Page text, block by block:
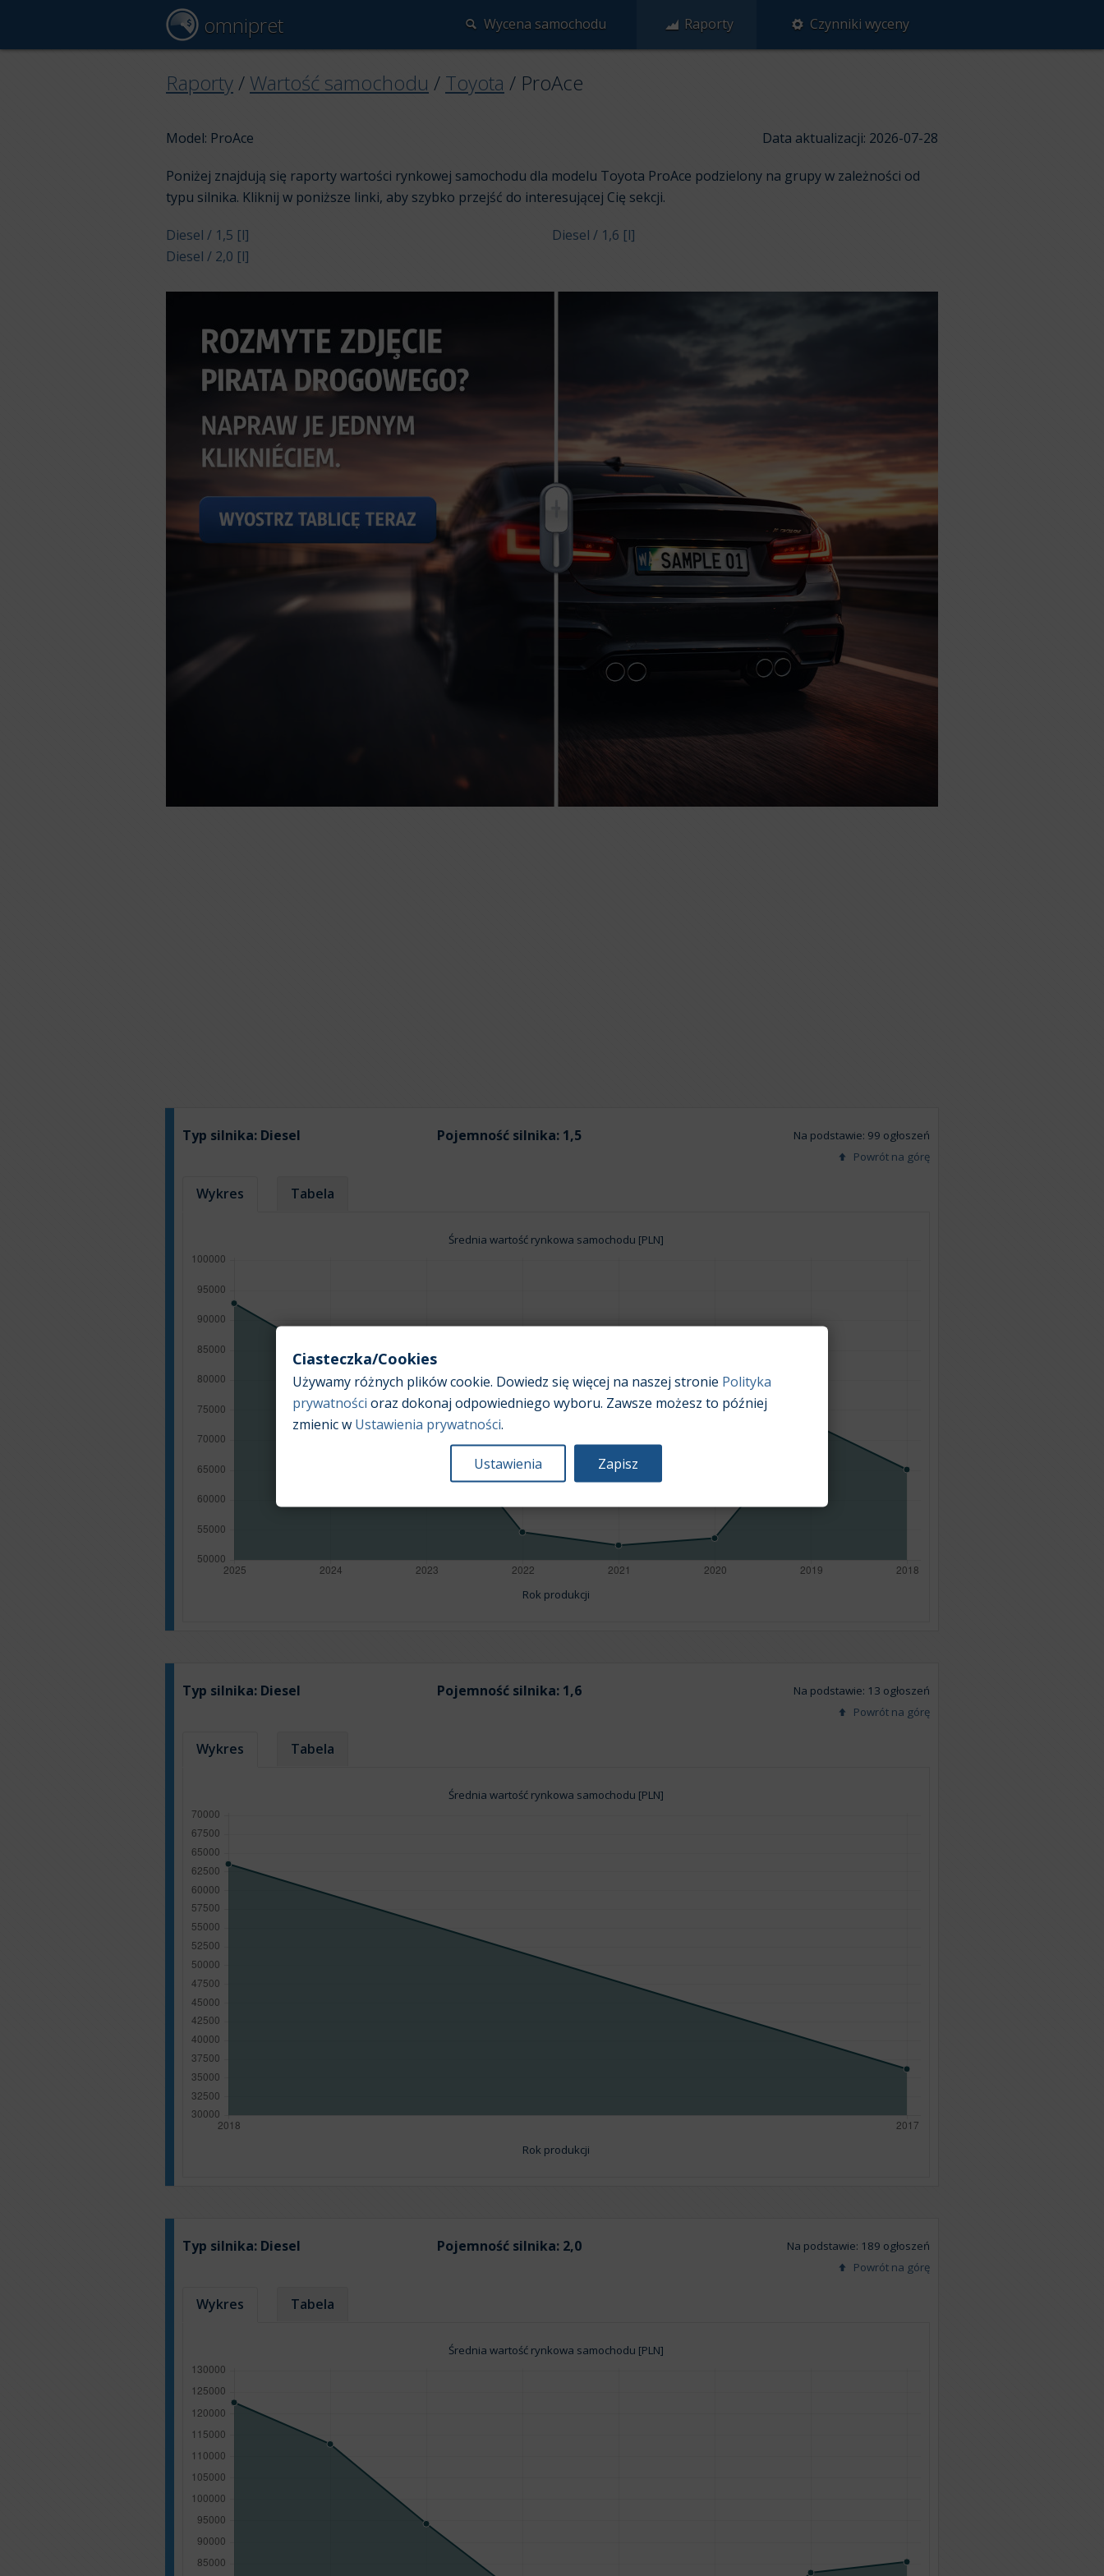
omnipret Wycena samochodu Raporty Czynniki wyceny
Raporty / Wartość samochodu / Toyota / ProAce
Model: ProAce Data aktualizacji: 2026-07-28
Poniżej znajdują się raporty wartości rynkowej samochodu dla modelu Toyota ProAce podzielony na grupy w zależności od
typu silnika. Kliknij w poniższe linki, aby szybko przejść do interesującej Cię sekcji.
Diesel / 1,5 [l]
Diesel / 1,6 [l]
Diesel / 2,0 [l]
Typ silnika: Diesel Pojemność silnika: 1,5
Na podstawie: 99 ogłoszeń
Powrót na górę
Wykres Tabela
Średnia wartość rynkowa samochodu [PLN]
Rok produkcji
Typ silnika: Diesel Pojemność silnika: 1,6
Na podstawie: 13 ogłoszeń
Powrót na górę
Wykres Tabela
Średnia wartość rynkowa samochodu [PLN]
Rok produkcji
Typ silnika: Diesel Pojemność silnika: 2,0
Na podstawie: 189 ogłoszeń
Powrót na górę
Wykres Tabela
Średnia wartość rynkowa samochodu [PLN]
Ciasteczka/Cookies
Używamy różnych plików cookie. Dowiedz się więcej na naszej stronie Polityka
prywatności oraz dokonaj odpowiedniego wyboru. Zawsze możesz to później
zmienic w Ustawienia prywatności.
Ustawienia Zapisz